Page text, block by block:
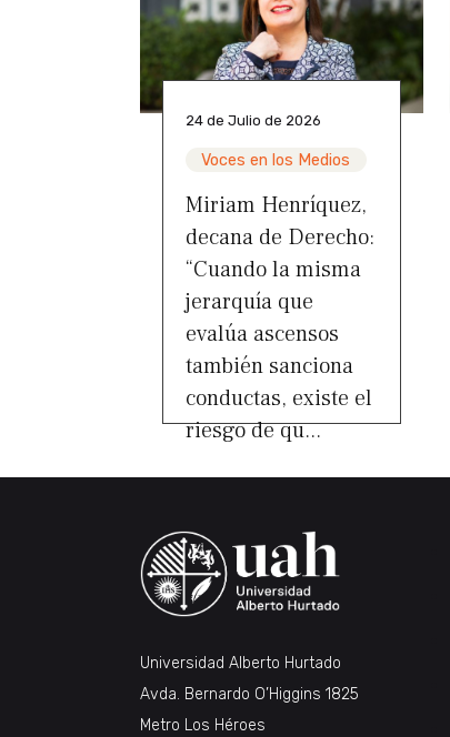
24 de Julio de 2026
Voces en los Medios
Miriam Henríquez,
decana de Derecho:
“Cuando la misma
jerarquía que
evalúa ascensos
también sanciona
conductas, existe el
riesgo de qu...
Universidad Alberto Hurtado
Avda. Bernardo O’Higgins 1825
Metro Los Héroes